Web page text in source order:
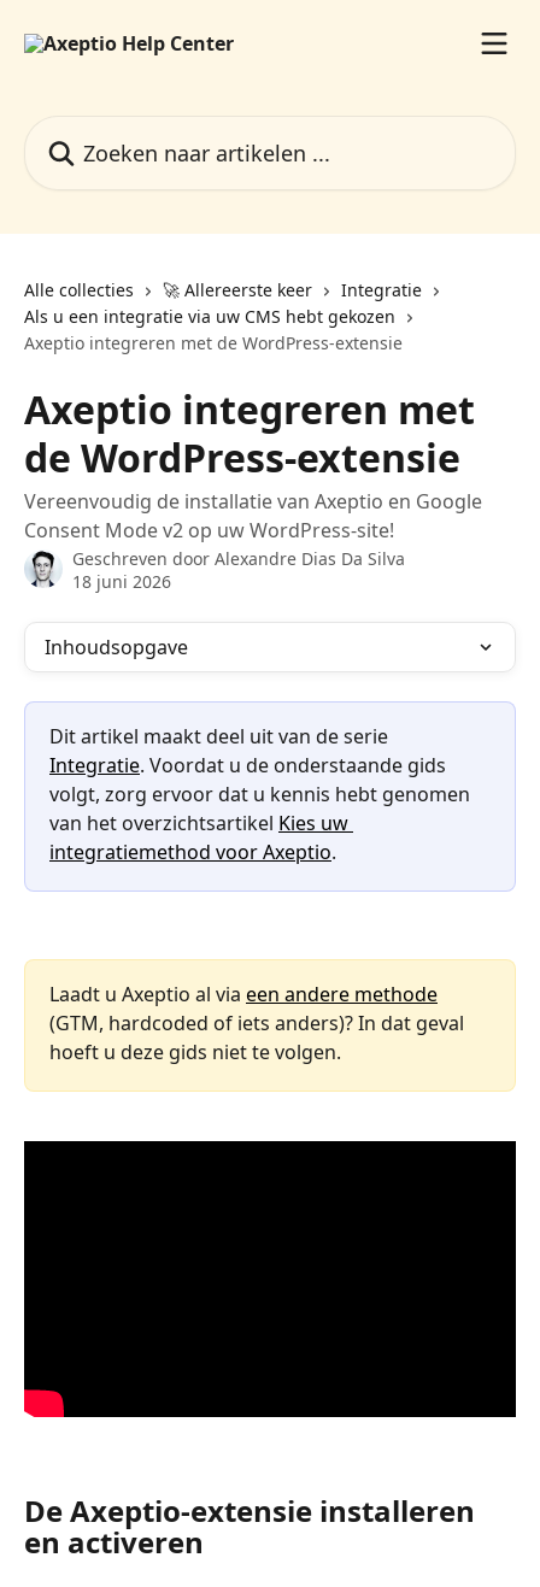
Alle collecties 🚀 Allereerste keer
Integratie
Als u een integratie via uw CMS hebt gekozen
Axeptio integreren met de WordPress-extensie
Axeptio integreren met
de WordPress-extensie
Vereenvoudig de installatie van Axeptio en Google
Consent Mode v2 op uw WordPress-site!
Geschreven door Alexandre Dias Da Silva
18 juni 2026
Inhoudsopgave
Dit artikel maakt deel uit van de serie
Integratie. Voordat u de onderstaande gids
volgt, zorg ervoor dat u kennis hebt genomen
van het overzichtsartikel Kies uw
integratiemethod voor Axeptio.
Laadt u Axeptio al via een andere methode
(GTM, hardcoded of iets anders)? In dat geval
hoeft u deze gids niet te volgen.
De Axeptio-extensie installeren
en activeren